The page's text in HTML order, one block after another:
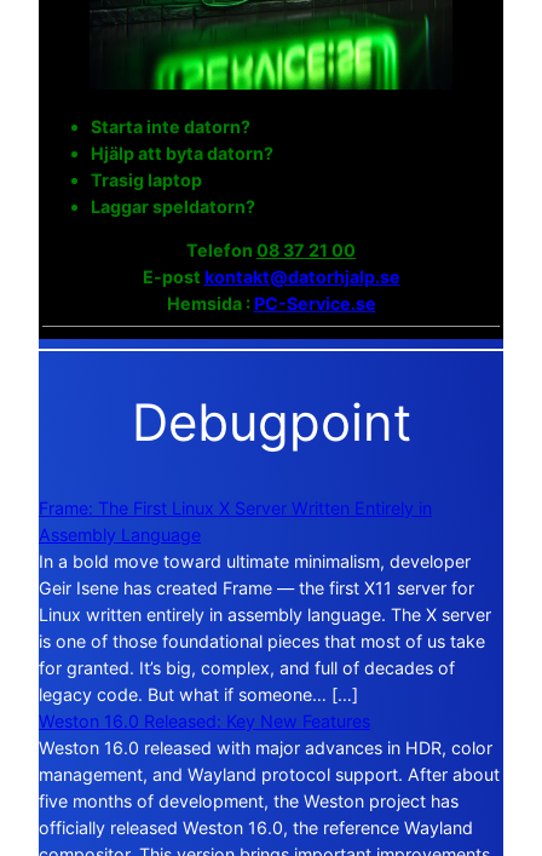
Starta inte datorn?
Hjälp att byta datorn?
Trasig laptop
Laggar speldatorn?
Telefon 08 37 21 00
E-post kontakt@datorhjalp.se
Hemsida :PC-Service.se
Debugpoint
Frame: The First Linux X Server Written Entirely in
Assembly Language
In a bold move toward ultimate minimalism, developer
Geir Isene has created Frame — the first X11 server for
Linux written entirely in assembly language. The X server
is one of those foundational pieces that most of us take
for granted. It’s big, complex, and full of decades of
legacy code. But what if someone… […]
Weston 16.0 Released: Key New Features
Weston 16.0 released with major advances in HDR, color
management, and Wayland protocol support. After about
five months of development, the Weston project has
officially released Weston 16.0, the reference Wayland